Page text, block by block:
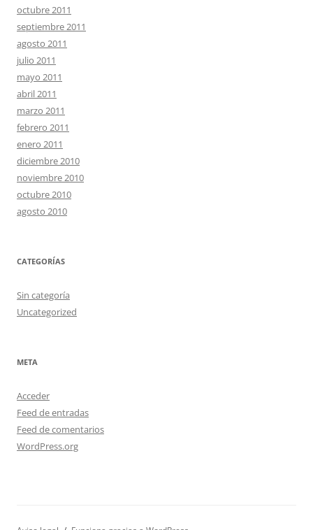
octubre 2011
septiembre 2011
agosto 2011
julio 2011
mayo 2011
abril 2011
marzo 2011
febrero 2011
enero 2011
diciembre 2010
noviembre 2010
octubre 2010
agosto 2010
CATEGORÍAS
Sin categoría
Uncategorized
META
Acceder
Feed de entradas
Feed de comentarios
WordPress.org